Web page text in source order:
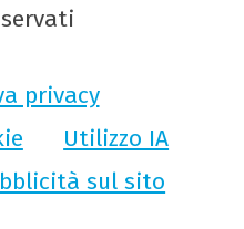
privacy
Utilizzo IA
sul sito